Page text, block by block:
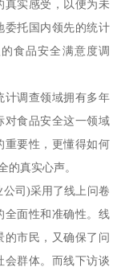
真实感受，以便为未
委托国内领先的统计
食品安全满意度调
计调查领域拥有多年
对食品安全这一领域
重要性，更懂得如何
的真实心声。
公司)采用了线上问卷
全面性和准确性。线
的市民，又确保了问
会群体。而线下访谈